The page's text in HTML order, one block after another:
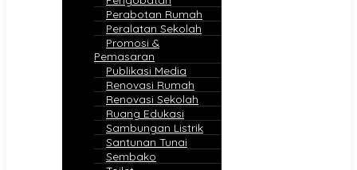
Perabotan Rumah
Peralatan Sekolah
Promosi &
Pemasaran
Publikasi Media
Renovasi Rumah
Renovasi Sekolah
Ruang Edukasi
Sambungan Listrik
Santunan Tunai
Sembako